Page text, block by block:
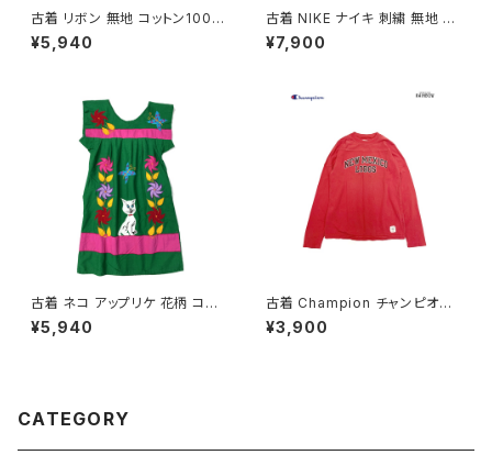
古着 リボン 無地 コットン100％
ロング丈 スカート ベージュ (ba
2607019)
¥5,940
古着 NIKE ナイキ 刺繍 無地 ナ
イロン 長袖 アウター アウトドア
ジャケット ピンク (ttu250816
¥7,900
古着 ネコ アップリケ 花柄 コッ
トン ミニ丈 半袖 ワンピース 緑
(oa2607077)
¥5,940
古着 Champion チャンピオン
NEW MEXICO LOBOS プリン
ト カットソー 長袖 Ｔシャツ 赤 (t
¥3,900
CATEGORY